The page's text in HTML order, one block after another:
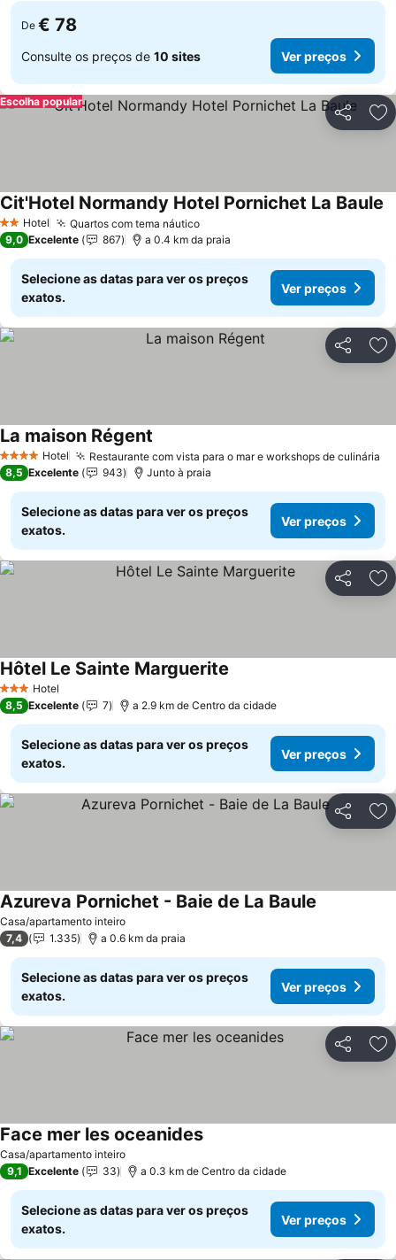
De € 78
Consulte os preços de 10 sites Ver preços
Partilhar
Escolha popular
2 Estrelas
Hotel Quartos com tema náuticoVer preços
Cit'Hotel Normandy Hotel Pornichet La Baule
9,0 Excelente 867 a 0.4 km da praia
Selecione as datas para ver os preços
exatos.
Ver preços
Partilhar
4 EstrelasHotel Restaurante com vista para o mar e workshops de culinária
La maison Régent
8,5 Excelente 943 Junto à praia
Selecione as datas para ver os preços
exatos.
Ver preços
Partilhar
3 EstrelasHotel
Hôtel Le Sainte Marguerite
8,5 Excelente 7 a 2.9 km de Centro da cidade
Selecione as datas para ver os preços
exatos.
Ver preços
Partilhar
Casa/apartamento inteiro
Azureva Pornichet - Baie de La Baule
7,4 1.335 a 0.6 km da praia
Selecione as datas para ver os preços
exatos.
Ver preços
Partilhar
Casa/apartamento inteiro
Face mer les oceanidesVer preços
9,1 Excelente 33 a 0.3 km de Centro da cidade
Selecione as datas para ver os preços
exatos.
Ver preços